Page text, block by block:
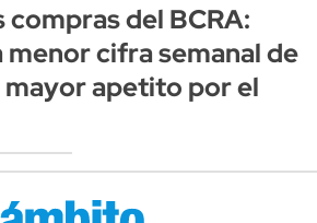
compras del BCRA:
cifra semanal de
mayor apetito por el